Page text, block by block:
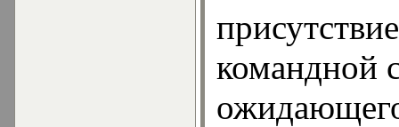
командной